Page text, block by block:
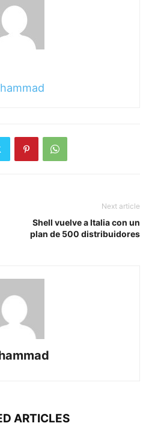
Next article
Shell vuelve a Italia con un
plan de 500 distribuidores
ARTICLES